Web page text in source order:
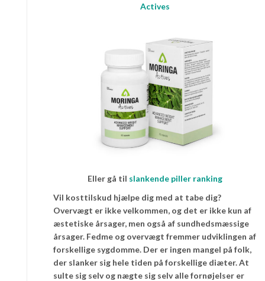
Actives
Eller gå til slankende piller ranking
Vil kosttilskud hjælpe dig med at tabe dig?
Overvægt er ikke velkommen, og det er ikke kun af
æstetiske årsager, men også af sundhedsmæssige
årsager. Fedme og overvægt fremmer udviklingen af
forskellige sygdomme. Der er ingen mangel på folk,
der slanker sig hele tiden på forskellige diæter. At
sulte sig selv og nægte sig selv alle fornøjelser er